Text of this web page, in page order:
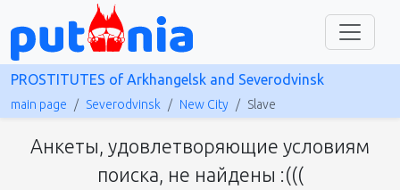
PROSTITUTES of Arkhangelsk and Severodvinsk
main page Severodvinsk New City Slave
Анкеты, удовлетворяющие условиям
поиска, не найдены :(((